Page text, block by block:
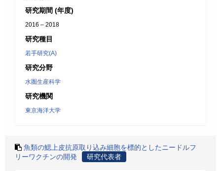
研究期間 (年度)
2016 – 2018
研究種目
若手研究(A)
研究分野
水圏生産科学
研究機関
東京海洋大学
魚類の鰓上皮抗原取り込み細胞を標的としたニードルフ
リーワクチンの開発
研究代表者